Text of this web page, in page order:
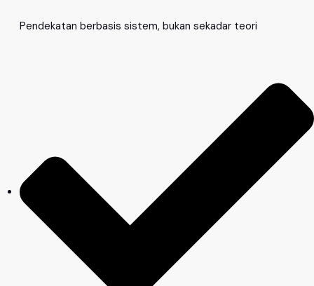
Pendekatan berbasis sistem, bukan sekadar teori